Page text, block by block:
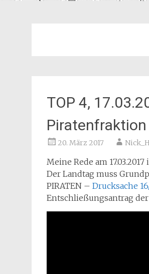
TOP 4,
20. März 2017
Meine Rede am
Der Landtag muss
PIRATEN – Drucksache
Entschließungsantrag